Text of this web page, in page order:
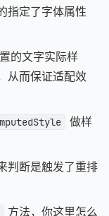
指定了字体属性
的文字实际样
从而保证适配效
做样
判断是触发了重排
方法，你这里怎么